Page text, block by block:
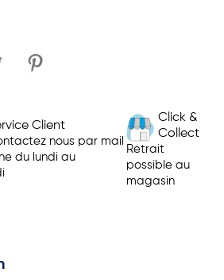
Client
nous par mail
du lundi au
Click &
Collect
Retrait
possible au
magasin